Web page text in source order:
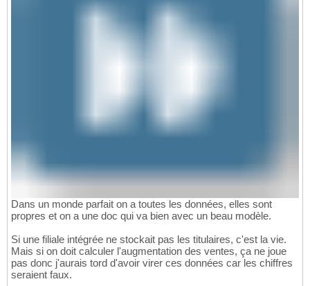
Dans un monde parfait on a toutes les données, elles sont
propres et on a une doc qui va bien avec un beau modèle.
Si une filiale intégrée ne stockait pas les titulaires, c'est la vie.
Mais si on doit calculer l'augmentation des ventes, ça ne joue
pas donc j'aurais tord d'avoir virer ces données car les chiffres
seraient faux.